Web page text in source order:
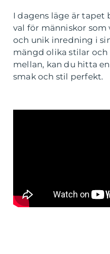
I dagens läge är
val för människor som
och unik inredning i
mängd olika stilar
mellan, kan du hitta
smak och stil perfekt.